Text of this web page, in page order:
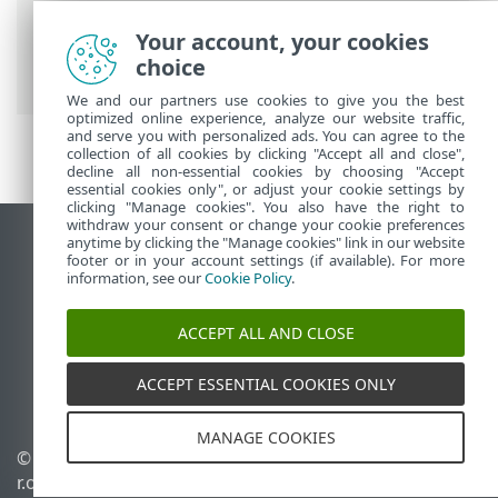
ESET PROTECT 虛擬設備常見問題> 找到哪
些 ESET PROTECT 元件已安裝
檢視桌面網站
End of Life
ESET 知識庫
ESET Status Portal
© 1992 - 2026 ESET, spol. s
r.o. - 保留所有權利。
管理 Cookie
Your account, your cookies
choice
We and our partners use cookies to give you the best
optimized online experience, analyze our website traffic,
and serve you with personalized ads. You can agree to the
collection of all cookies by clicking "Accept all and close",
decline all non-essential cookies by choosing "Accept
essential cookies only", or adjust your cookie settings by
clicking "Manage cookies". You also have the right to
withdraw your consent or change your cookie preferences
anytime by clicking the "Manage cookies" link in our website
footer or in your account settings (if available). For more
information, see ourCookie Policy.
ACCEPT ALL AND CLOSE
ACCEPT ESSENTIAL COOKIES ONLY
MANAGE COOKIES